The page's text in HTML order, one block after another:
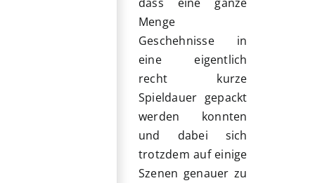
Menge
Geschehnisse in
eine eigentlich
recht kurze
Spieldauer gepackt
werden konnten
und dabei sich
trotzdem auf einige
Szenen genauer zu